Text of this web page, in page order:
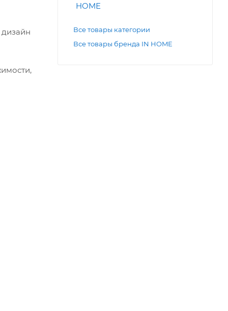
Все товары категории
Все товары бренда IN HOME